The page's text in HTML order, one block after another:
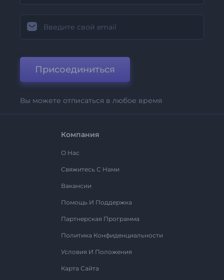
Присоединиться
Вы можете отписаться в любое время
Компания
О Нас
Свяжитесь С Нами
Вакансии
Помощь И Поддержка
Партнерская Программа
Политика Конфиденциальности
Условия И Положения
Карта Сайта